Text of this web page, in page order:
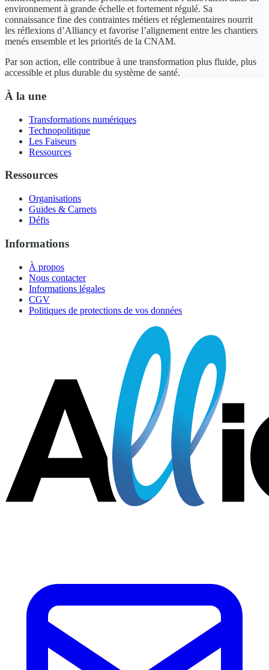
environnement à grande échelle et fortement régulé. Sa
connaissance fine des contraintes métiers et réglementaires nourrit
les réflexions d’Alliancy et favorise l’alignement entre les chantiers
menés ensemble et les priorités de la CNAM.
Par son action, elle contribue à une transformation plus fluide, plus
accessible et plus durable du système de santé.
À la une
Transformations numériques
Technopolitique
Les Faiseurs
Ressources
Ressources
Organisations
Guides & Carnets
Défis
Informations
À propos
Nous contacter
Informations légales
CGV
Politiques de protections de vos données